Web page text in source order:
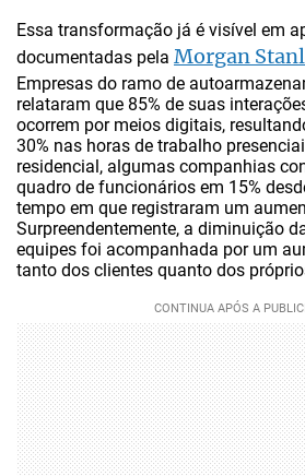
Essa transformação já é visível em
documentadas pela Morgan
Empresas do ramo de
relataram que 85% de suas
ocorrem por meios digitais,
30% nas horas de trabalho
residencial, algumas companhias
quadro de funcionários em 15%
tempo em que registraram um
Surpreendentemente, a diminuição
equipes foi acompanhada por um
tanto dos clientes quanto dos